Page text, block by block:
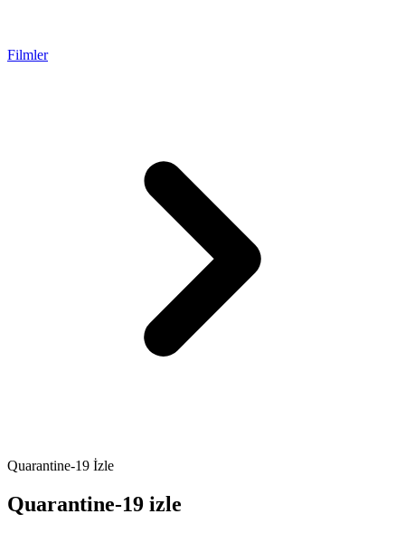
Filmler
Quarantine-19 İzle
Quarantine-19 izle